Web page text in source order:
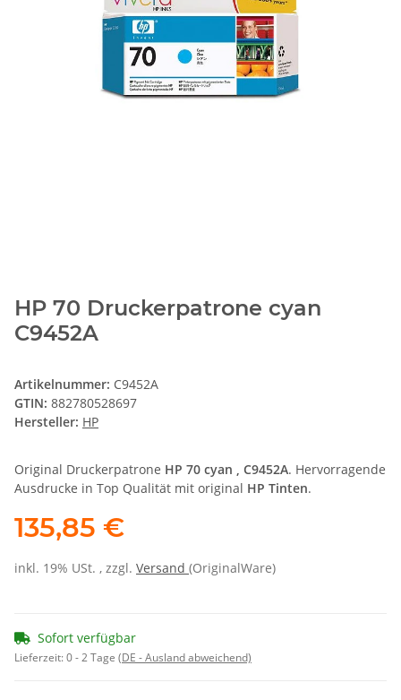
HP 70 Druckerpatrone cyan
C9452A
Artikelnummer: C9452A
GTIN: 882780528697
Hersteller: HP
Original Druckerpatrone HP 70 cyan , C9452A. Hervorragende
Ausdrucke in Top Qualität mit original HP Tinten.
135,85 €
inkl. 19% USt. , zzgl. Versand (OriginalWare)
Sofort verfügbar
Lieferzeit:0 - 2 Tage (DE - Ausland abweichend)